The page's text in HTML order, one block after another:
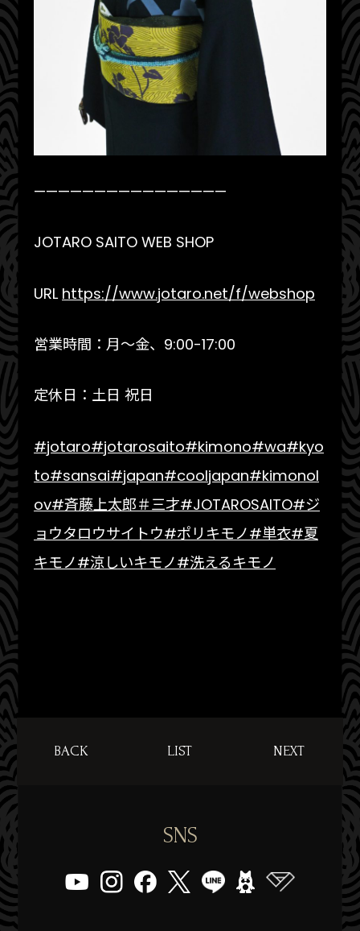
————————————————
JOTARO SAITO WEB SHOP
URL https://www.jotaro.net/f/webshop
営業時間：月～金、9:00-17:00
定休日：土日 祝日
#jotaro#jotarosaito#kimono#wa#kyo
to#sansai#japan#cooljapan#kimonol
ov#斉藤上太郎＃三才#JOTAROSAITO#ジ
ョウタロウサイトウ#ポリキモノ#単衣#夏
キモノ#涼しいキモノ#洗えるキモノ
BACK LIST NEXT
SNS